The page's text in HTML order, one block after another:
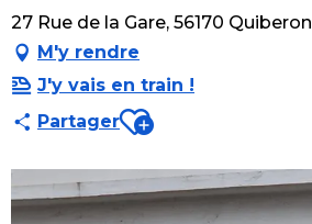
27 Rue de la Gare, 56170 Quiberon
M'y rendre
J'y vais en train !
PartagerAjouter aux favoris